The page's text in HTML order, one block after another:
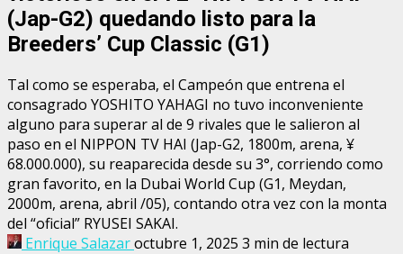
(Jap-G2) quedando listo para la
Breeders’ Cup Classic (G1)
Tal como se esperaba, el Campeón que entrena el
consagrado YOSHITO YAHAGI no tuvo inconveniente
alguno para superar al de 9 rivales que le salieron al
paso en el NIPPON TV HAI (Jap-G2, 1800m, arena, ¥
68.000.000), su reaparecida desde su 3°, corriendo como
gran favorito, en la Dubai World Cup (G1, Meydan,
2000m, arena, abril /05), contando otra vez con la monta
del “oficial” RYUSEI SAKAI.
Enrique Salazaroctubre 1, 2025 3 min de lectura